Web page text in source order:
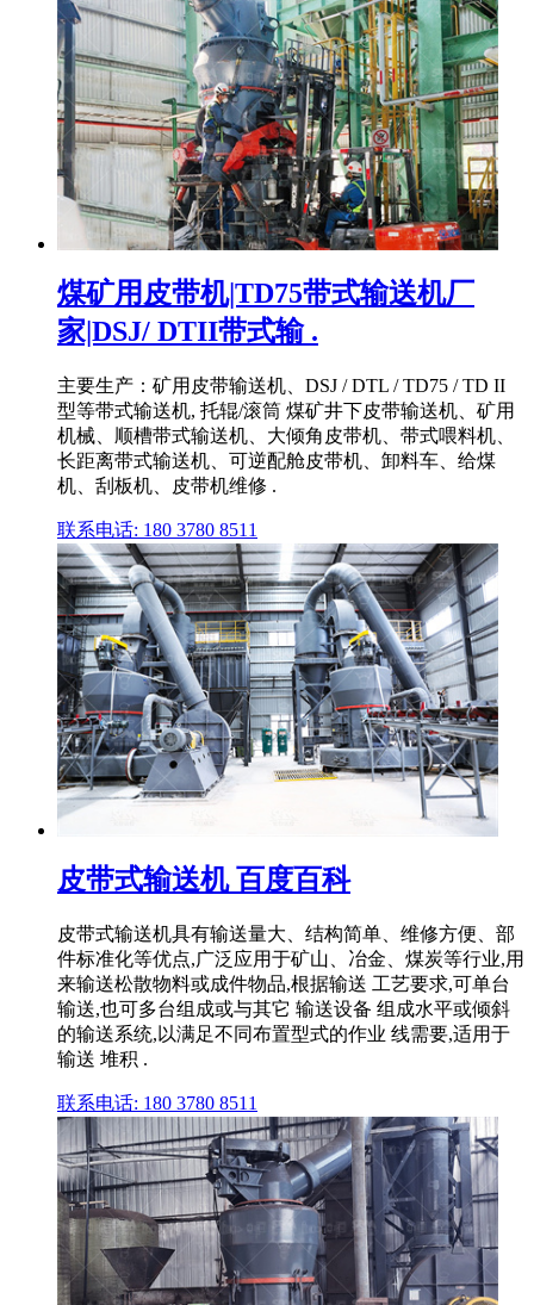
煤矿用皮带机|TD75带式输送机厂
家|DSJ/ DTII带式输 .
主要生产：矿用皮带输送机、DSJ / DTL / TD75 / TD II
型等带式输送机, 托辊/滚筒 煤矿井下皮带输送机、矿用
机械、顺槽带式输送机、大倾角皮带机、带式喂料机、
长距离带式输送机、可逆配舱皮带机、卸料车、给煤
机、刮板机、皮带机维修 .
联系电话: 180 3780 8511
皮带式输送机 百度百科
皮带式输送机具有输送量大、结构简单、维修方便、部
件标准化等优点,广泛应用于矿山、冶金、煤炭等行业,用
来输送松散物料或成件物品,根据输送 工艺要求,可单台
输送,也可多台组成或与其它 输送设备 组成水平或倾斜
的输送系统,以满足不同布置型式的作业 线需要,适用于
输送 堆积 .
联系电话: 180 3780 8511